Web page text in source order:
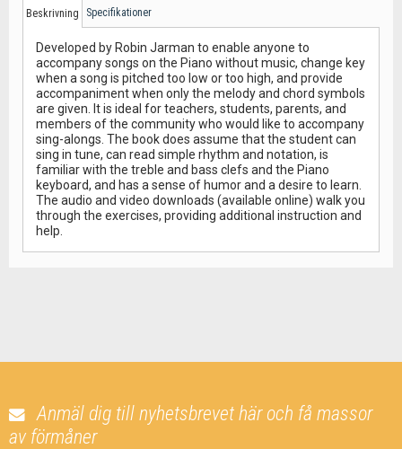
Beskrivning Specifikationer
Developed by Robin Jarman to enable anyone to
accompany songs on the Piano without music, change key
when a song is pitched too low or too high, and provide
accompaniment when only the melody and chord symbols
are given. It is ideal for teachers, students, parents, and
members of the community who would like to accompany
sing-alongs. The book does assume that the student can
sing in tune, can read simple rhythm and notation, is
familiar with the treble and bass clefs and the Piano
keyboard, and has a sense of humor and a desire to learn.
The audio and video downloads (available online) walk you
through the exercises, providing additional instruction and
help.
Anmäl dig till nyhetsbrevet här och få massor
av förmåner